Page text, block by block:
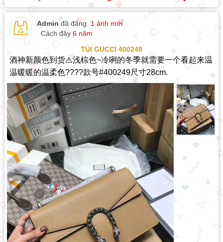
Admin đã đăng 1 ảnh mới
Cách đây6 năm
TÚI GUCCI 400249
酒神新颜色到货⚠️浅棕色~冷咧的冬季就需要一个看起来温
温暖暖的温柔色????款号#400249尺寸28cm.